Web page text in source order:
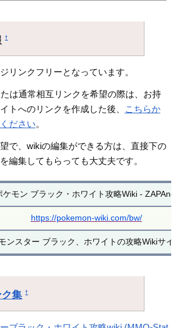
†
リンクフリーとなっています。
は通常相互リンクを希望の際は、お持
トへのリンクを作成した後、
こちらか
ださい。
で、wikiの編集ができる方は、直接下の
編集してもらっても大丈夫です。
ケモン ブラック・ホワイト攻略Wiki -
https://pokemon-wiki.com/bw/
ンスター ブラック、ホワイトの攻略Wikiサ
ク集 †